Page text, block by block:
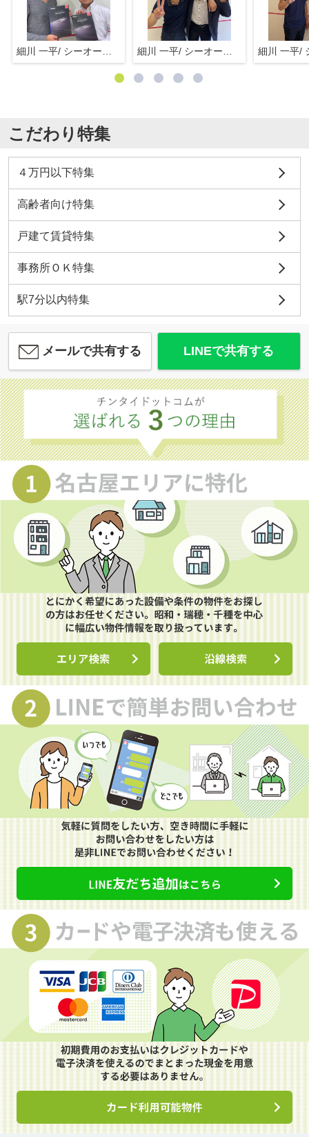
こだわり特集
４万円以下特集
高齢者向け特集
戸建て賃貸特集
事務所ＯＫ特集
駅7分以内特集
メールで共有する LINEで共有する